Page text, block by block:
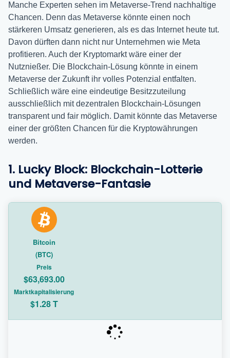
Manche Experten sehen im Metaverse-Trend nachhaltige
Chancen. Denn das Metaverse könnte einen noch
stärkeren Umsatz generieren, als es das Internet heute tut.
Davon dürften dann nicht nur Unternehmen wie Meta
profitieren. Auch der Kryptomarkt wäre einer der
Nutznießer. Die Blockchain-Lösung könnte in einem
Metaverse der Zukunft ihr volles Potenzial entfalten.
Schließlich wäre eine eindeutige Besitzzuteilung
ausschließlich mit dezentralen Blockchain-Lösungen
transparent und fair möglich. Damit könnte das Metaverse
einer der größten Chancen für die Kryptowährungen
werden.
1. Lucky Block: Blockchain-Lotterie
und Metaverse-Fantasie
Bitcoin
(BTC)
Preis
$63,693.00
Marktkapitalisierung
$1.28 T